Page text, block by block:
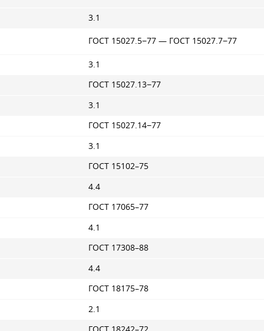
3.1
ГОСТ 15027.5−77 — ГОСТ 15027.7−77
3.1
ГОСТ 15027.13−77
3.1
ГОСТ 15027.14−77
3.1
ГОСТ 15102–75
4.4
ГОСТ 17065–77
4.1
ГОСТ 17308–88
4.4
ГОСТ 18175–78
2.1